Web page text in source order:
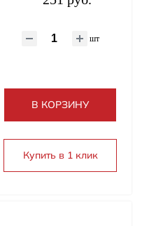
шт
В КОРЗИНУ
Купить в 1 клик